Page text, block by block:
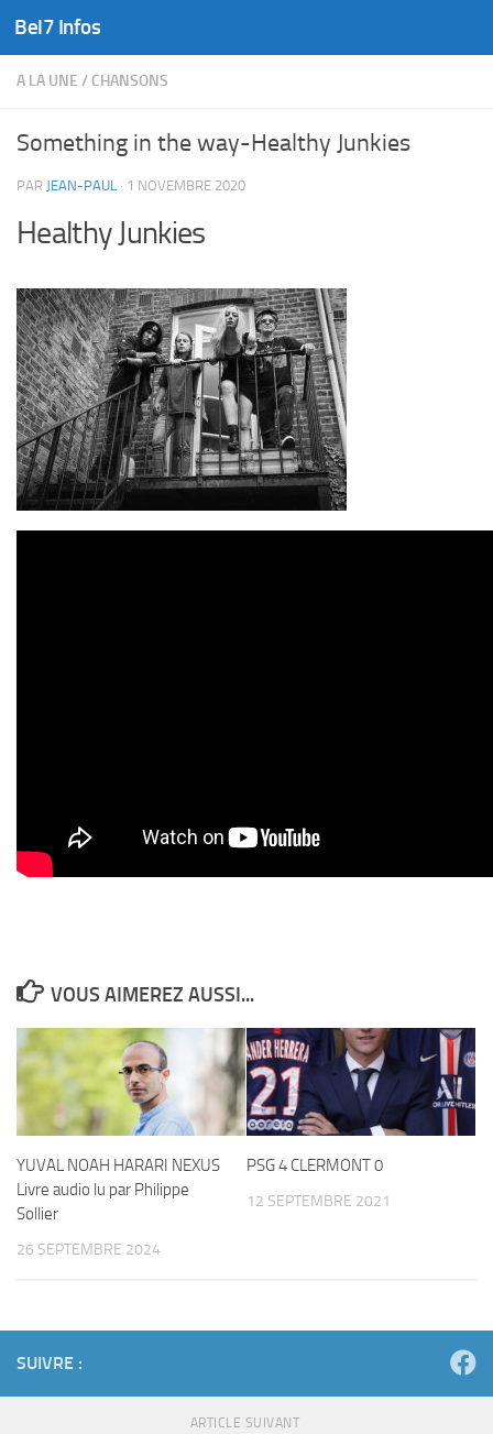
Skip to content
Bel7 Infos
A LA UNE / CHANSONS
Something in the way-Healthy Junkies
PAR JEAN-PAUL · 1 NOVEMBRE 2020
Healthy Junkies
VOUS AIMEREZ AUSSI...
YUVAL NOAH HARARI NEXUS
Livre audio lu par Philippe
Sollier
26 SEPTEMBRE 2024
PSG 4 CLERMONT 0
12 SEPTEMBRE 2021
SUIVRE :
ARTICLE SUIVANT